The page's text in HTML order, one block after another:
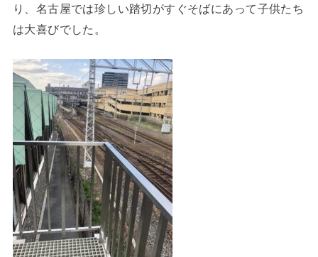
り、名古屋では珍しい踏切がすぐそばにあって子供たち
は大喜びでした。